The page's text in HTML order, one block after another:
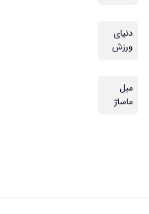
دنیای
ورزش
مبل
ماساژ